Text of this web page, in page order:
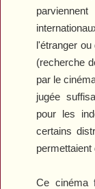
l'étranger
(recherche
par le
jugée
pour les
certains
Ce cinéma